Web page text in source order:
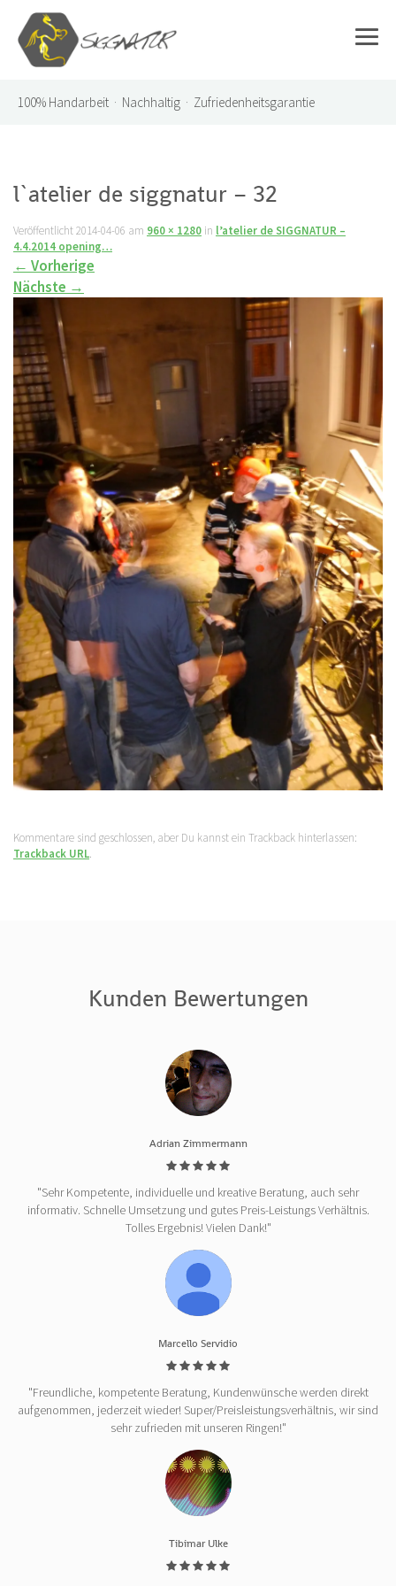
100% Handarbeit · Nachhaltig · Zufriedenheitsgarantie
l`atelier de siggnatur – 32
Veröffentlicht2014-04-06 am 960 × 1280 in l’atelier de SIGGNATUR –
4.4.2014 opening…
← Vorherige
Nächste →
Kommentare sind geschlossen, aber Du kannst ein Trackback hinterlassen:
Trackback URL.
Kunden Bewertungen
Adrian Zimmermann
"Sehr Kompetente, individuelle und kreative Beratung, auch sehr
informativ. Schnelle Umsetzung und gutes Preis-Leistungs Verhältnis.
Tolles Ergebnis! Vielen Dank!"
Marcello Servidio
"Freundliche, kompetente Beratung, Kundenwünsche werden direkt
aufgenommen, jederzeit wieder! Super/Preisleistungsverhältnis, wir sind
sehr zufrieden mit unseren Ringen!"
Tibimar Ulke